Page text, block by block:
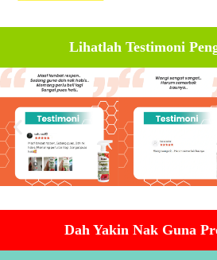
Lihatlah Testimoni
Dah Yakin Nak Guna